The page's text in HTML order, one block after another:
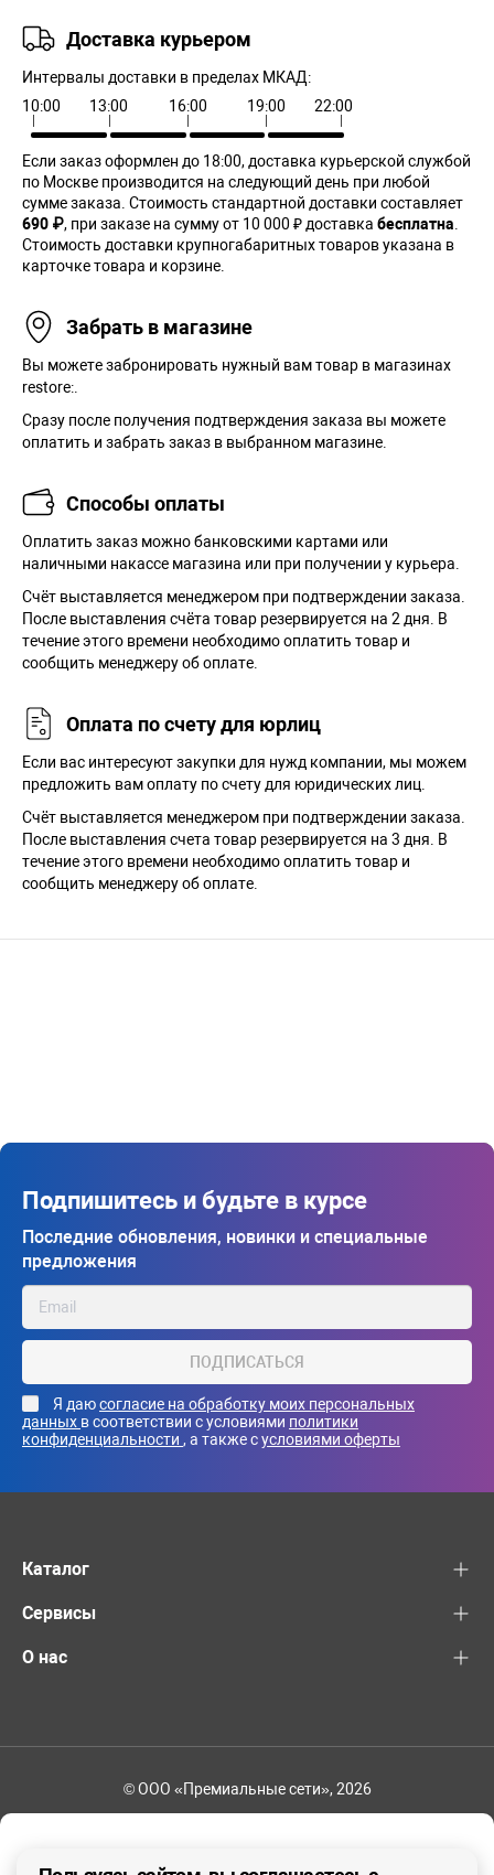
Доставка курьером
Интервалы доставки в пределах МКАД:
10:00
13:00 16:00 19:00 22:00
Если заказ оформлен до 18:00, доставка курьерской службой
по Москве производится на следующий день при любой
сумме заказа. Cтоимость стандартной доставки составляет
690 ₽, при заказе на сумму от 10 000 ₽ доставка бесплатна
Стоимость доставки крупногабаритных товаров указана в
карточке товара и корзине.
Забрать в магазине
Вы можете забронировать нужный вам товар в магазинах
restore:.
Сразу после получения подтверждения заказа вы можете
оплатить и забрать заказ в выбранном магазине.
Способы оплаты
Оплатить заказ можно банковскими картами или
наличными накассе магазина или при получении у курьера.
Cчёт выставляется менеджером при подтверждении заказа.
После выставления счёта товар резервируется на 2 дня. В
течение этого времени необходимо оплатить товар и
сообщить менеджеру об оплате.
Оплата по счету для юрлиц
Если вас интересуют закупки для нужд компании, мы можем
предложить вам оплату по счету для юридических лиц.
Счёт выставляется менеджером при подтверждении заказа.
После выставления счета товар резервируется на 3 дня. В
течение этого времени необходимо оплатить товар и
сообщить менеджеру об оплате.
Подпишитесь и будьте в курсе
Последние обновления, новинки и специальные
предложения
ПОДПИСАТЬСЯ
Я даюсогласие на обработку моих персональных
данных в соответствии с условиями политики
конфиденциальности , а также сусловиями оферты
Каталог
Сервисы
О нас
© ООО «Премиальные сети», 2026